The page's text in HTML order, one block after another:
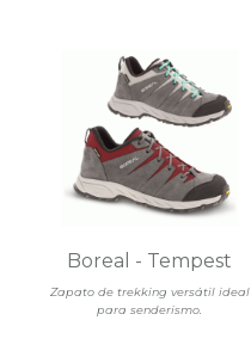
Zapato de trekking versátil ideal
para senderismo.
Boreal - Tempest